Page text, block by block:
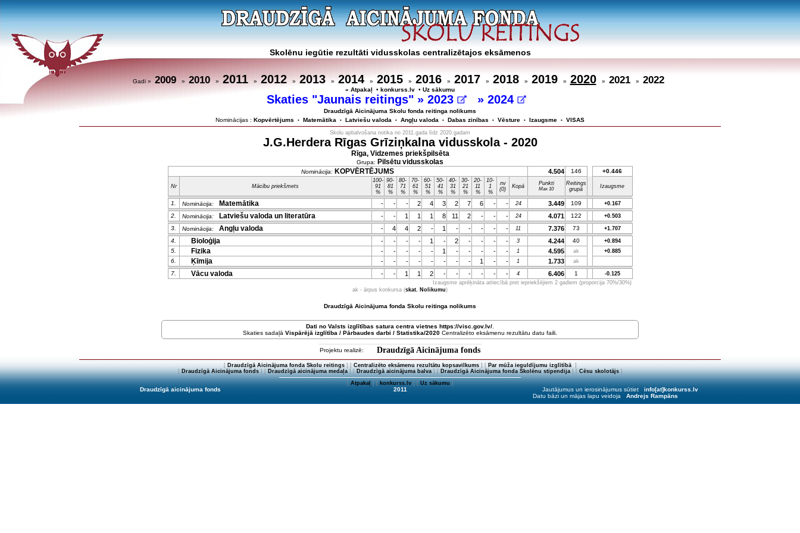
Skolēnu iegūtie rezultāti vidusskolas centralizētajos eksāmenos
Gadi » 2009» 2010» 2011» 2012» 2013» 2014» 2015» 2016» 2017 » 2018» 2019» 2020» 2021» 2022
« Atpakaļ • konkurss.lv • Uz sākumu
Skaties "Jaunais reitings" »2023 » 2024
Draudzīgā Aicinājuma Skolu fonda reitinga nolikums
Nominācijas : Kopvērtējums • Matemātika • Latviešu valoda • Angļu valoda • Dabas zinības • Vēsture • Izaugsme • VISAS
Skolu apbalvošana notika no 2011.gada līdz 2020.gadam
J.G.Herdera Rīgas Grīziņkalna vidusskola - 2020
Rīga, Vidzemes priekšpilsēta
Grupa: Pilsētu vidusskolas
Nominācija: KOPVĒRTĒJUMS 4.504 146 +0.446
Nr Mācību priekšmets
100-
91
%
90-
81
%
80-
71
%
70-
61
%
60-
51
%
50-
41
%
40-
31
%
30-
21
%
20-
11
%
10-
1
%
nv
(0)
Kopā Punkti
Max 10
Reitings
grupā
Izaugsme
1. Nominācija: Matemātika - - - 2 4 3 2 7 6 - - 24 3.449 109 +0.167
2. Nominācija: Latviešu valoda un literatūra - - 1 1 1 8 11 2 - - - 24 4.071 122 +0.503
3. Nominācija: Angļu valoda - 4 4 2 - 1 - - - - - 11 7.376 73 +1.707
4. Bioloģija - - - - 1 - 2 - - - - 3 4.244 40 +0.894
5. Fizika - - - - - 1 - - - - - 1 4.595 ak +0.885
6. Ķīmija - - - - - - - - 1 - - 1 1.733 ak
7. Vācu valoda - - 1 1 2 - - - - - - 4 6.406 1
-0.125
Izaugsme aprēķināta attiecībā pret iepriekšējiem 2 gadiem (proporcija 70%/30%)
ak - ārpus konkursa (skat. Nolikumu)
Draudzīgā Aicinājuma fonda Skolu reitinga nolikums
Dati no Valsts izglītības satura centra vietnes https://visc.gov.lv/
Skaties sadaļā Vispārējā izglītība / Pārbaudes darbi / Statistika/2020 Centralizēto eksāmenu rezultātu datu faili.
Projektu realizē: Draudzīgā Aicinājuma fonds
[ Draudzīgā Aicinājuma fonda Skolu reitings] [ Centralizēto eksāmenu rezultātu kopsavilkums] [ Par mūža ieguldījumu izglītībā ]
[Draudzīgā Aicinājuma fonds] [Draudzīgā aicinājuma medaļa] [Draudzīgā aicinājuma balva] [Draudzīgā Aicinājuma fonda Skolēnu stipendija] [Cēsu skolotājs]
[Atpakaļ] [konkurss.lv] [Uz sākumu]
Draudzīgā aicinājuma fonds 2011 Jautājumus un ierosinājumus sūtiet info[at]konkurss.lv
Datu bāzi un mājas lapu veidoja Andrejs Rampāns